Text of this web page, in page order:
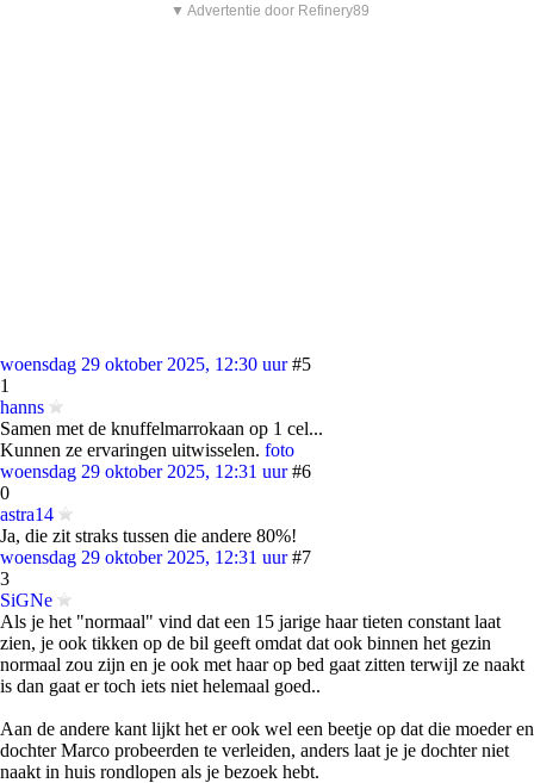
▼ Advertentie door Refinery89
woensdag 29 oktober 2025, 12:30 uur #5
1
hanns
Samen met de knuffelmarrokaan op 1 cel...
Kunnen ze ervaringen uitwisselen. foto
woensdag 29 oktober 2025, 12:31 uur #6
0
astra14
Ja, die zit straks tussen die andere 80%!
woensdag 29 oktober 2025, 12:31 uur #7
3
SiGNe
Als je het "normaal" vind dat een 15 jarige haar tieten constant laat
zien, je ook tikken op de bil geeft omdat dat ook binnen het gezin
normaal zou zijn en je ook met haar op bed gaat zitten terwijl ze naakt
is dan gaat er toch iets niet helemaal goed..
Aan de andere kant lijkt het er ook wel een beetje op dat die moeder en
dochter Marco probeerden te verleiden, anders laat je je dochter niet
naakt in huis rondlopen als je bezoek hebt.